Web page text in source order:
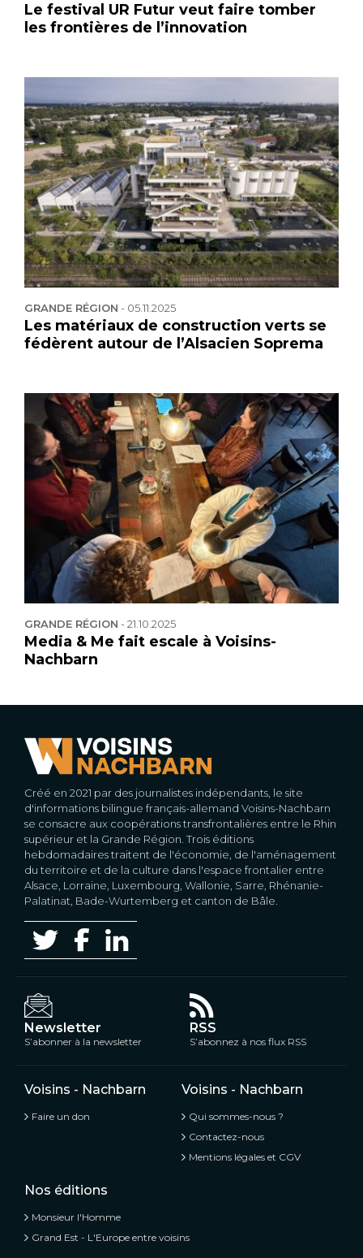
Le festival UR Futur veut faire tomber
les frontières de l’innovation
GRANDE RÉGION - 05.11.2025
Les matériaux de construction verts se
fédèrent autour de l’Alsacien Soprema
GRANDE RÉGION -21.10.2025
Media & Me fait escale à Voisins-
Nachbarn
Créé en 2021 par des journalistes indépendants, le site
d'informations bilingue français-allemand Voisins-Nachbarn
se consacre aux coopérations transfrontalières entre le Rhin
supérieur et la Grande Région. Trois éditions
hebdomadaires traitent de l'économie, de l'aménagement
du territoire et de la culture dans l'espace frontalier entre
Alsace, Lorraine, Luxembourg, Wallonie, Sarre, Rhénanie-
Palatinat, Bade-Wurtemberg et canton de Bâle.
Newsletter
S’abonner à la newsletter
RSS
S’abonnez à nos flux RSS
Voisins - Nachbarn
Faire un don
Voisins - Nachbarn
Qui sommes-nous ?
Contactez-nous
Mentions légales et CGV
Nos éditions
Monsieur l'Homme
Grand Est - L'Europe entre voisins